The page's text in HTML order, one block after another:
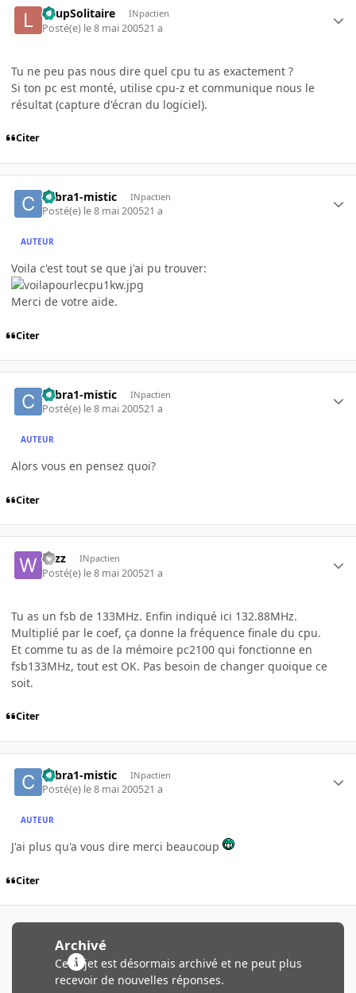
LoupSolitaire INpactien
Posté(e) le 8 mai 200521 a
Tu ne peu pas nous dire quel cpu tu as exactement ?
Si ton pc est monté, utilise cpu-z et communique nous le
résultat (capture d'écran du logiciel).
Citer
cobra1-mistic INpactien
Posté(e) le 8 mai 200521 a
AUTEUR
Voila c'est tout se que j'ai pu trouver:
Merci de votre aide.
Citer
cobra1-mistic INpactien
Posté(e) le 8 mai 200521 a
AUTEUR
Alors vous en pensez quoi?
Citer
wizz INpactien
Posté(e) le 8 mai 200521 a
Tu as un fsb de 133MHz. Enfin indiqué ici 132.88MHz.
Multiplié par le coef, ça donne la fréquence finale du cpu.
Et comme tu as de la mémoire pc2100 qui fonctionne en
fsb133MHz, tout est OK. Pas besoin de changer quoique ce
soit.
Citer
cobra1-mistic INpactien
Posté(e) le 8 mai 200521 a
AUTEUR
J'ai plus qu'a vous dire merci beaucoup
Citer
Archivé
Ce sujet est désormais archivé et ne peut plus
recevoir de nouvelles réponses.